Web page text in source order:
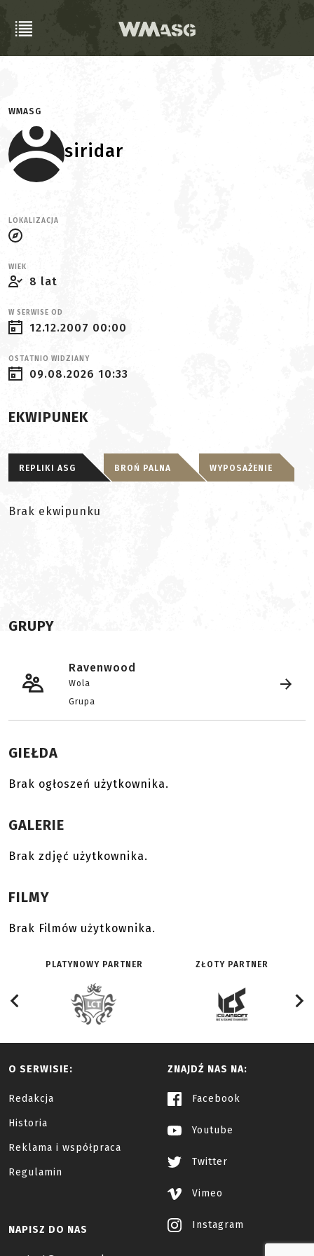
WMASG
siridar
LOKALIZACJA
WIEK
8 lat
W SERWISE OD
12.12.2007 00:00
OSTATNIO WIDZIANY
09.08.2026 10:33
EKWIPUNEK
REPLIKI ASG BROŃ PALNA WYPOSAŻENIE
Brak ekwipunku
GRUPY
Ravenwood
Wola
Grupa
GIEŁDA
Brak ogłoszeń użytkownika.
GALERIE
Brak zdjęć użytkownika.
FILMY
Brak Filmów użytkownika.
PLATYNOWY PARTNER ZŁOTY PARTNER
O SERWISIE:
Redakcja
Historia
Reklama i współpraca
Regulamin
ZNAJDŹ NAS NA:
Facebook
Youtube
Twitter
Vimeo
Instagram
NAPISZ DO NAS